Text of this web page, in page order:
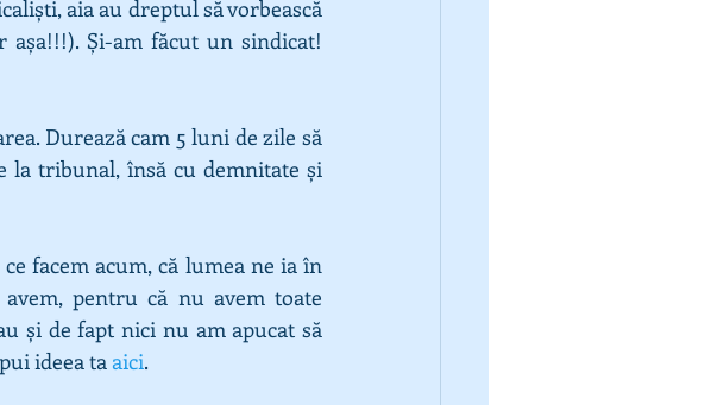
aia au dreptul să vorbească
Și-am făcut un sindicat!
Durează cam 5 luni de zile să
la tribunal, însă cu demnitate și
facem acum, că lumea ne ia în
pentru că nu avem toate
și de fapt nici nu am apucat să
ideea ta aici.